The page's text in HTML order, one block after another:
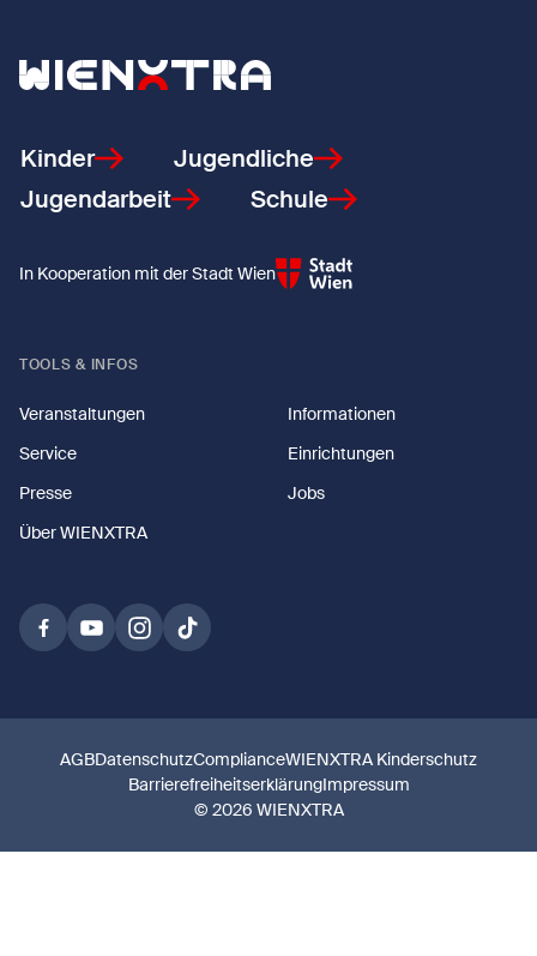
Zurück zur Startseite
Kinder
Jugendliche
Jugendarbeit
Schule
In Kooperation mit der Stadt Wien
TOOLS & INFOS
Veranstaltungen
Informationen
Service
Einrichtungen
Presse
Jobs
Über WIENXTRA
© 2026 WIENXTRA
AGBDatenschutzComplianceWIENXTRA Kinderschutz
BarrierefreiheitserklärungImpressum